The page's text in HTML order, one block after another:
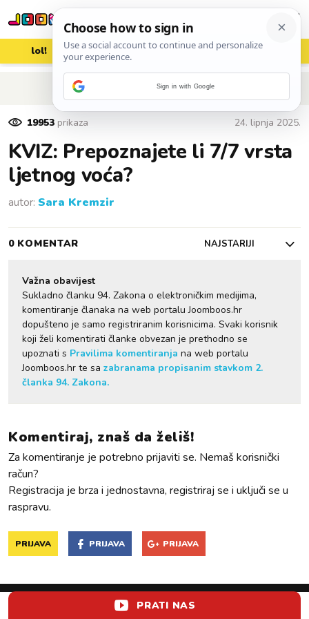
lol! aww vrh! woot?!
POVRATAK NA ČLANAK
19953 prikaza 24. lipnja 2025.
KVIZ: Prepoznajete li 7/7 vrsta
ljetnog voća?
autor: Sara Kremzir
0 KOMENTAR NAJSTARIJI
Važna obavijest
Sukladno članku 94. Zakona o elektroničkim medijima,
komentiranje članaka na web portalu Joomboos.hr
dopušteno je samo registriranim korisnicima. Svaki korisnik
koji želi komentirati članke obvezan je prethodno se
upoznati s Pravilima komentiranja na web portalu
Joomboos.hr te sa zabranama propisanim stavkom 2.
članka 94. Zakona.
Komentiraj, znaš da želiš!
Za komentiranje je potrebno prijaviti se. Nemaš korisnički
račun?
Registracija je brza i jednostavna, registriraj se i uključi se u
raspravu.
PRIJAVA PRIJAVA PRIJAVA
PRATI NAS
Sign in with Google